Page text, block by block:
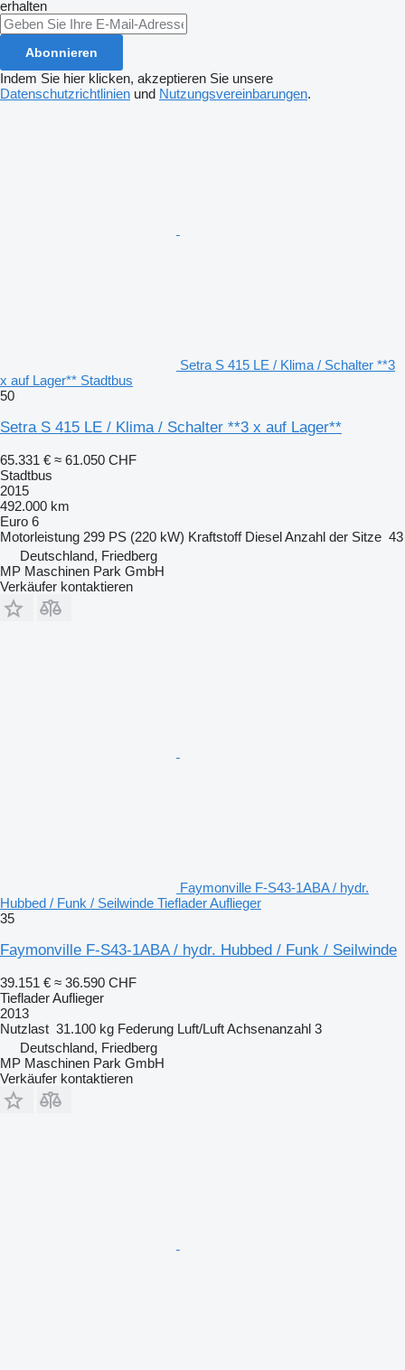
erhalten
Abonnieren
Indem Sie hier klicken, akzeptieren Sie unsere
Datenschutzrichtlinien und Nutzungsvereinbarungen.
Setra S 415 LE / Klima / Schalter **3
x auf Lager** Stadtbus
50
Setra S 415 LE / Klima / Schalter **3 x auf Lager**
65.331 € ≈ 61.050 CHF
Stadtbus
2015
492.000 km
Euro 6
Motorleistung 299 PS (220 kW) Kraftstoff DieselAnzahl der Sitze 43
Deutschland, Friedberg
MP Maschinen Park GmbH
Verkäufer kontaktieren
Faymonville F-S43-1ABA / hydr.
Hubbed / Funk / Seilwinde Tieflader Auflieger
35
Faymonville F-S43-1ABA / hydr. Hubbed / Funk / Seilwinde
39.151 € ≈ 36.590 CHF
Tieflader Auflieger
2013
Nutzlast 31.100 kg Federung Luft/LuftAchsenanzahl 3
Deutschland, Friedberg
MP Maschinen Park GmbH
Verkäufer kontaktieren